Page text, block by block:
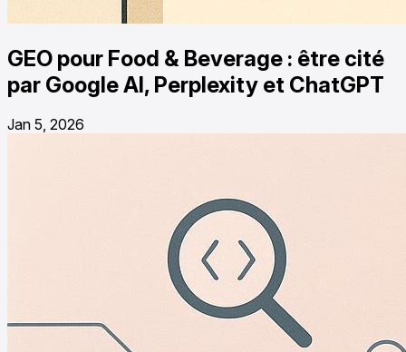
GEO pour Food & Beverage : être cité
par Google AI, Perplexity et ChatGPT
Jan 5, 2026